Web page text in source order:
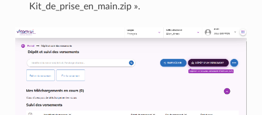
Kit_de_prise_en_main.zip ».